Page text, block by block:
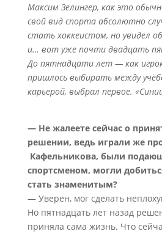
Максим Зелингер, как это
свой вид спорта абсолютно
стать хоккеистом, но увидел
и… вот уже почти двадцать
До пятнадцати лет — как
пришлось выбирать между
карьерой, выбрал первое.
— Не жалеете сейчас о
решении, ведь играли же
Кафельникова, были
спортсменом, могли
стать знаменитым?
— Уверен, мог сделать
Но пятнадцать лет назад
приняла сама жизнь. Что